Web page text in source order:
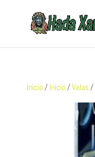
Inicio/ Inicio/Velas/